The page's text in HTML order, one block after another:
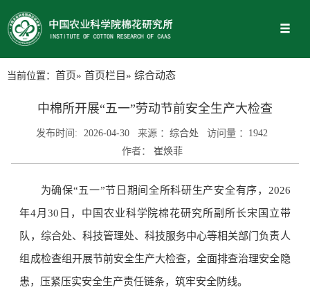
当前位置： 首页» 首页栏目» 综合动态
中棉所开展“五一”劳动节前安全生产大检查
发布时间: 2026-04-30 来源 ： 综合处 访问量 ： 1942
作者：
崔焕菲
为确保“五一”节日期间全所科研生产安全有序，2026
年4月30日，中国农业科学院棉花研究所副所长宋国立带
队，综合处、科技管理处、科技服务中心等相关部门负责人
组成检查组开展节前安全生产大检查，全面排查治理安全隐
患，压紧压实安全生产责任链条，筑牢安全防线。